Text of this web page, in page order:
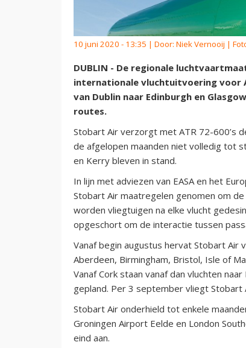
10 juni 2020 - 13:35 | Door: Niek Vernooij |
DUBLIN - De regionale
internationale vluchtuitvoering voor
van Dublin naar Edinburgh en
routes.
Stobart Air verzorgt met ATR 72-600’s
de afgelopen maanden niet volledig tot
en Kerry bleven in stand.
In lijn met adviezen van EASA en het
Stobart Air maatregelen genomen om
worden vliegtuigen na elke vlucht
opgeschort om de interactie tussen
Vanaf begin augustus hervat Stobart Air
Aberdeen, Birmingham, Bristol, Isle of
Vanaf Cork staan vanaf dan vluchten
gepland. Per 3 september vliegt Stobart
Stobart Air onderhield tot enkele
Groningen Airport Eelde en London
eind aan.